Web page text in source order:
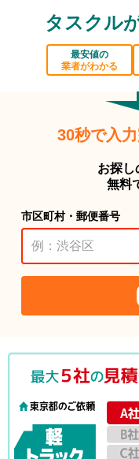
タスクル
最安値の
業者がわかる
30秒で入
お探し
無料
市区町村・郵便番号